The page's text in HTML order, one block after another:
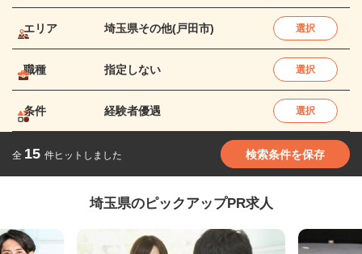
エリア 埼玉県その他(戸田市) 選択
職種 指定しない 選択
条件 経験者優遇 選択
全 15 件ヒットしました 検索条件を保存
埼玉県のピックアップPR求人